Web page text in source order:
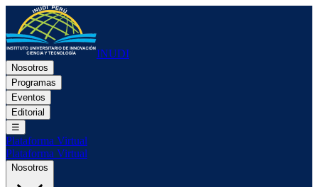
INUDI
Nosotros
Programas
Eventos
Editorial
☰
Plataforma Virtual
Plataforma Virtual
Nosotros